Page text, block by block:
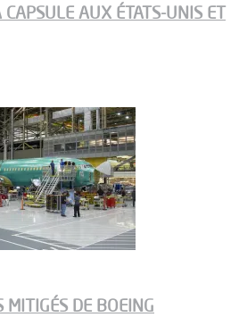
AUX ÉTATS-UNIS ET
MITIGÉS DE BOEING